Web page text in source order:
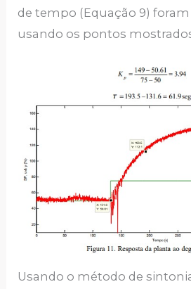
de tempo (Equação 9)
usando os pontos mostrados
Usando o método de